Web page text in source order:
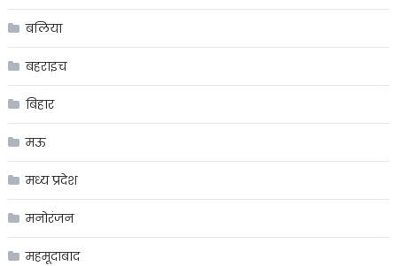
बलिया
बहराइच
बिहार
मऊ
मध्य प्रदेश
मनोरंजन
महमूदाबाद